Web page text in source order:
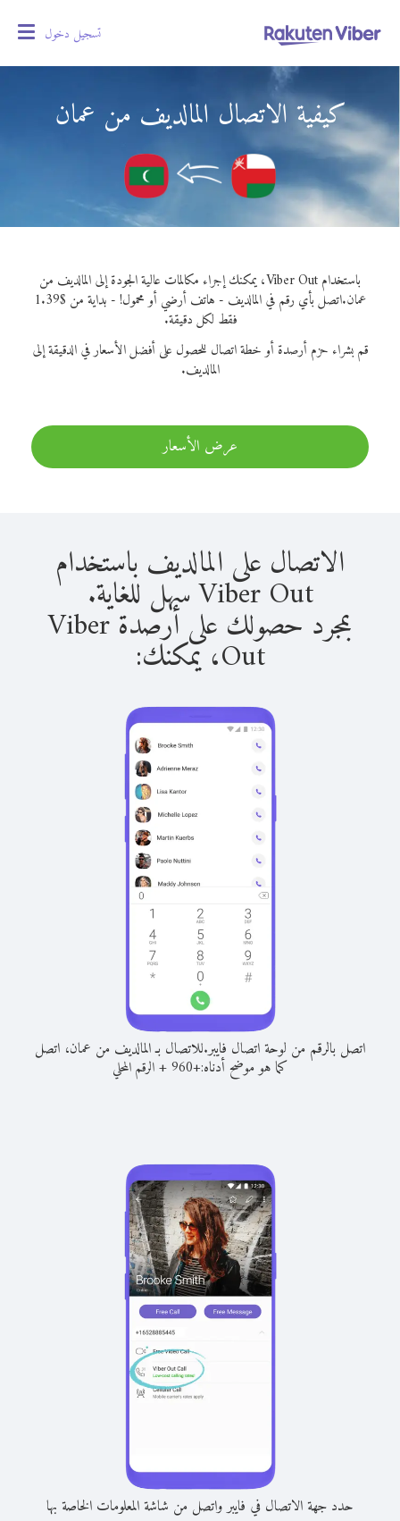
تسجيل دخول
كيفية الاتصال المالديف من عمان
باستخدام Viber Out، يمكنك إجراء مكالمات عالية الجودة إلى المالديف من
عمان.
اتصل بأي رقم في المالديف - هاتف أرضي أو محمول! - بداية من $1.39
فقط لكل دقيقة.
قم بشراء حزم أرصدة أو خطة اتصال للحصول على أفضل الأسعار في الدقيقة إلى
المالديف.
عرض الأسعار
الاتصال على المالديف باستخدام
Viber Out سهل للغاية.
بمجرد حصولك على أرصدة Viber
Out، يمكنك:
اتصل بالرقم من لوحة اتصال فايبر.للاتصال بـ المالديف من عمان، اتصل
كما هو موضح أدناه:+
960
+الرقم المحلي
حدد جهة الاتصال في فايبر واتصل من شاشة المعلومات الخاصة بها